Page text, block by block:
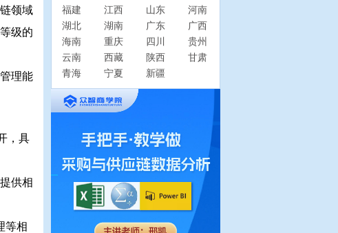
领域
级的
理能
，具
供相
等相
福建
江西 山东
河南
湖北
湖南 广东
广西
海南
重庆 四川
贵州
云南
西藏 陕西
甘肃
青海
宁夏 新疆